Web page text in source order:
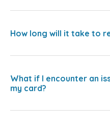
How long will it take to
What if I encounter an
my card?